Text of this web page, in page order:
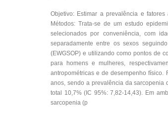
Objetivo: Estimar a prevalência e
Métodos: Trata-se de um estudo
selecionados por conveniência, com
separadamente entre os sexos
(EWGSOP) e utilizando como pontos de
para homens e mulheres,
antropométricas e de desempenho físico.
anos, sendo a prevalência da sarcopenia
total 10,7% (IC 95%: 7,82-14,43). Em
sarcopenia (p